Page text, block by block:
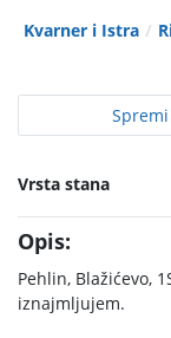
Kvarner i Istra
Spremi
Vrsta stana
Opis:
Pehlin, Blažićevo,
iznajmljujem.